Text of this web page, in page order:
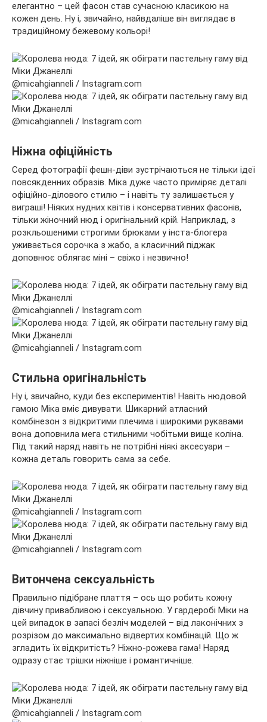
елегантно – цей фасон став сучасною класикою на
кожен день. Ну і, звичайно, найвдаліше він виглядає в
традиційному бежевому кольорі!
@micahgianneli / Instagram.com
@micahgianneli / Instagram.com
Ніжна офіційність
Серед фотографії фешн-діви зустрічаються не тільки ідеї
повсякденних образів. Міка дуже часто приміряє деталі
офіційно-ділового стилю – і навіть ту залишається у
виграші! Ніяких нудних квітів і консервативних фасонів,
тільки жіночний нюд і оригінальний крій. Наприклад, з
розкльошеними строгими брюками у інста-блогера
уживається сорочка з жабо, а класичний піджак
доповнює облягає міні – свіжо і незвично!
@micahgianneli / Instagram.com
@micahgianneli / Instagram.com
Стильна оригінальність
Ну і, звичайно, куди без експериментів! Навіть нюдовой
гамою Міка вміє дивувати. Шикарний атласний
комбінезон з відкритими плечима і широкими рукавами
вона доповнила мега стильними чобітьми вище коліна.
Під такий наряд навіть не потрібні ніякі аксесуари –
кожна деталь говорить сама за себе.
@micahgianneli / Instagram.com
@micahgianneli / Instagram.com
Витончена сексуальність
Правильно підібране плаття – ось що робить кожну
дівчину привабливою і сексуальною. У гардеробі Міки на
цей випадок в запасі безліч моделей – від лаконічних з
розрізом до максимально відвертих комбінацій. Що ж
згладить їх відкритість? Ніжно-рожева гама! Наряд
одразу стає трішки ніжніше і романтичніше.
@micahgianneli / Instagram.com